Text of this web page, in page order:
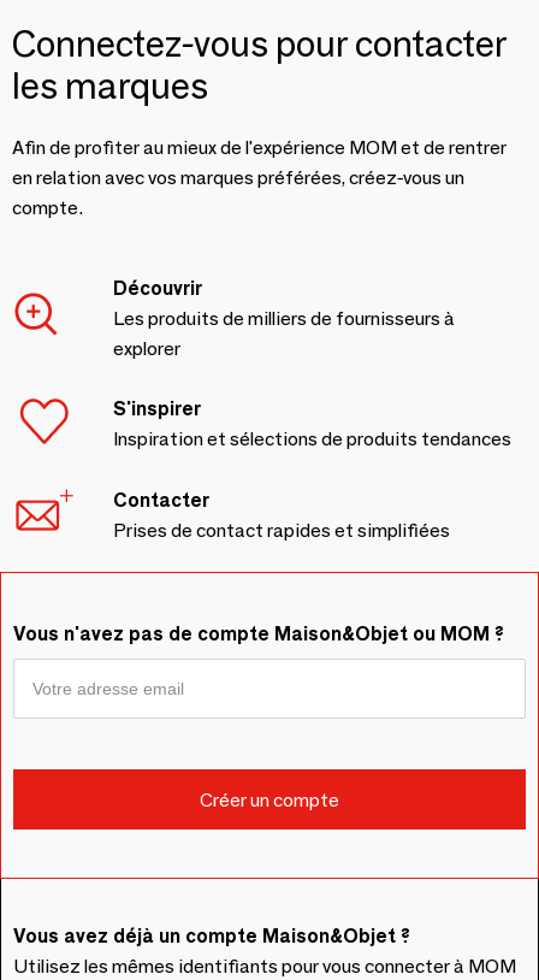
Connectez-vous pour contacter
les marques
Afin de profiter au mieux de l'expérience MOM et de rentrer
en relation avec vos marques préférées, créez-vous un
compte.
Découvrir
Les produits de milliers de fournisseurs à
explorer
S'inspirer
Inspiration et sélections de produits tendances
Contacter
Prises de contact rapides et simplifiées
Vous n'avez pas de compte Maison&Objet ou MOM ?
Vous avez déjà un compte Maison&Objet ?
Utilisez les mêmes identifiants pour vous connecter à MOM